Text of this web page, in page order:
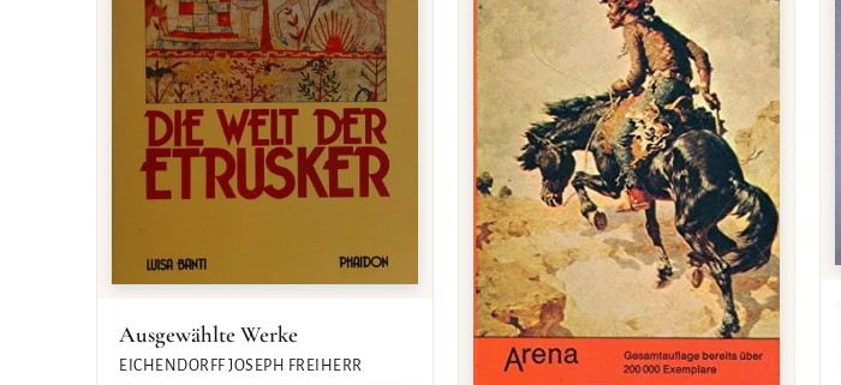
Ausgewählte Werke
EICHENDORFF JOSEPH FREIHERR